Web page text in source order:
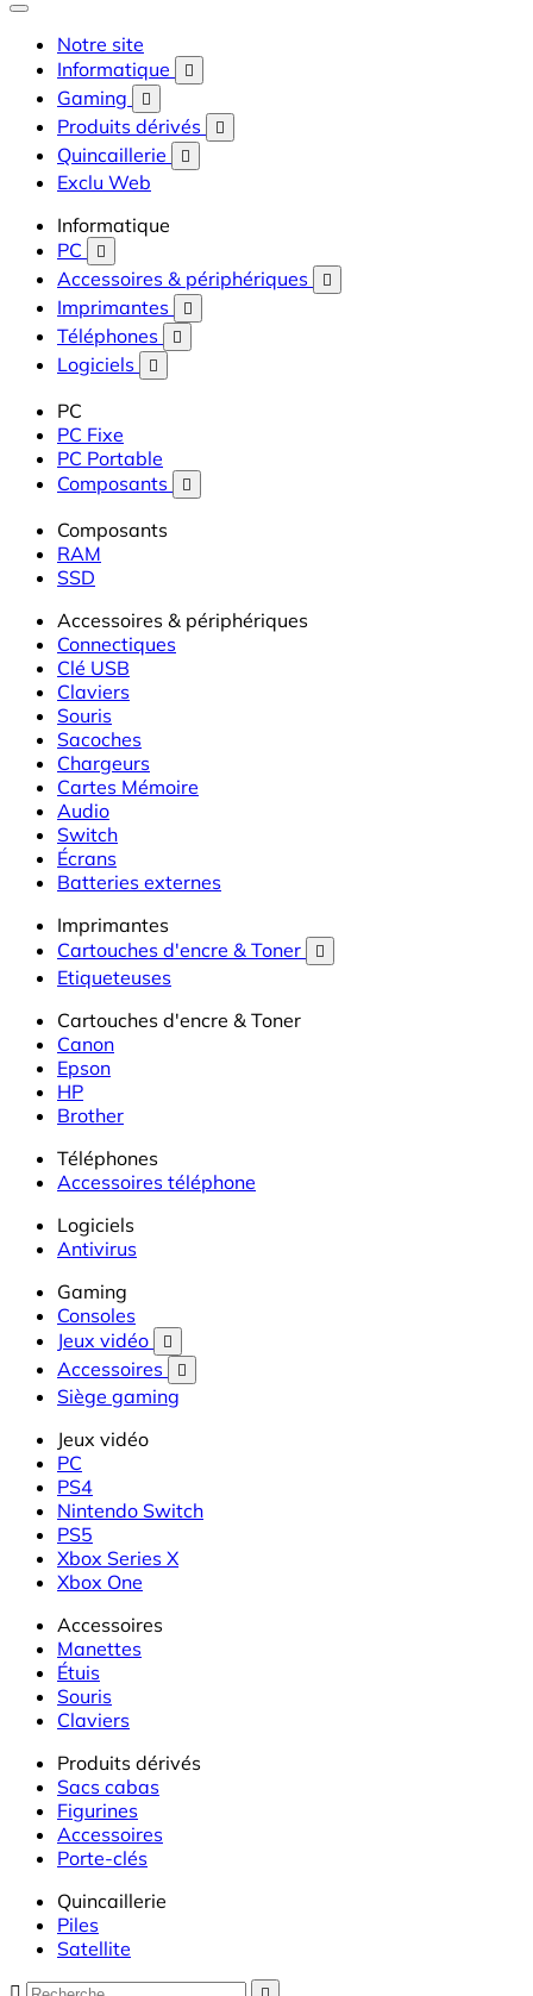
Notre site
Informatique

Gaming 
Produits dérivés 
Quincaillerie 
Exclu Web
Informatique
PC

Accessoires & périphériques 
Imprimantes 
Téléphones 
Logiciels 
PC
PC Fixe
PC Portable
Composants

Composants
RAM
SSD
Accessoires & périphériques
Connectiques
Clé USB
Claviers
Souris
Sacoches
Chargeurs
Cartes Mémoire
Audio
Switch
Écrans
Batteries externes
Imprimantes
Cartouches d'encre & Toner

Etiqueteuses
Cartouches d'encre & Toner
Canon
Epson
HP
Brother
Téléphones
Accessoires téléphone
Logiciels
Antivirus
Gaming
Consoles
Jeux vidéo

Accessoires 
Siège gaming
Jeux vidéo
PC
PS4
Nintendo Switch
PS5
Xbox Series X
Xbox One
Accessoires
Manettes
Étuis
Souris
Claviers
Produits dérivés
Sacs cabas
Figurines
Accessoires
Porte-clés
Quincaillerie
Piles
Satellite